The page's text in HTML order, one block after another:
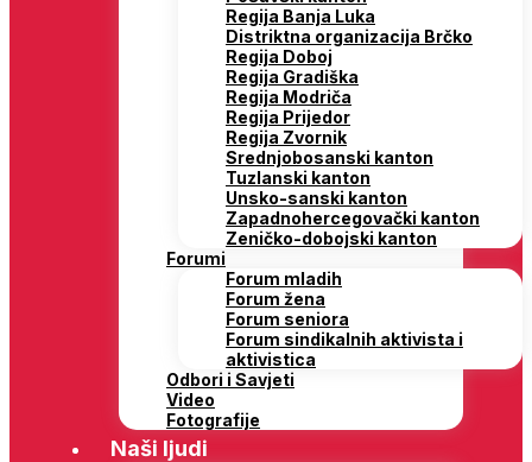
Regija Banja Luka
Distriktna organizacija Brčko
Regija Doboj
Regija Gradiška
Regija Modriča
Regija Prijedor
Regija Zvornik
Srednjobosanski kanton
Tuzlanski kanton
Unsko-sanski kanton
Zapadnohercegovački kanton
Zeničko-dobojski kanton
Forumi
Forum mladih
Forum žena
Forum seniora
Forum sindikalnih aktivista i
aktivistica
Odbori i Savjeti
Video
Fotografije
Naši ljudi